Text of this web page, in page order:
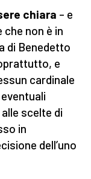
chiara – e
non è in
di Benedetto
e
cardinale
scelte di
in
dell’uno